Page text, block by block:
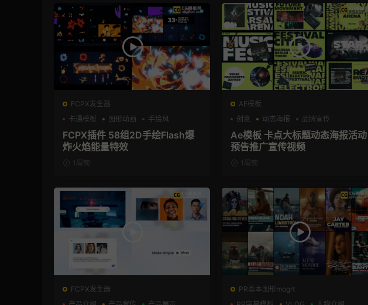
FCPX发生器
卡通模板
图形动画 手绘风
FCPX插件 58组2D手绘Flash爆
炸火焰能量特效
1周前
AE模板
创意
动态海报 品牌宣传
Ae模板 卡点大标题动态海报活动
预告推广宣传视频
1周前
FCPX发生器
PR基本图形mogrt